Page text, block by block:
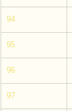
94
95
96
97